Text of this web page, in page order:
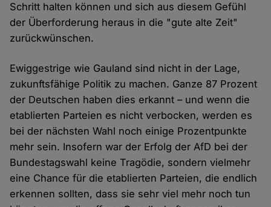
Schritt halten können und sich aus diesem Gefühl
der Überforderung heraus in die "gute alte Zeit"
zurückwünschen.
Ewiggestrige wie Gauland sind nicht in der Lage,
zukunftsfähige Politik zu machen. Ganze 87 Prozent
der Deutschen haben dies erkannt – und wenn die
etablierten Parteien es nicht verbocken, werden es
bei der nächsten Wahl noch einige Prozentpunkte
mehr sein. Insofern war der Erfolg der AfD bei der
Bundestagswahl keine Tragödie, sondern vielmehr
eine Chance für die etablierten Parteien, die endlich
erkennen sollten, dass sie sehr viel mehr noch tun